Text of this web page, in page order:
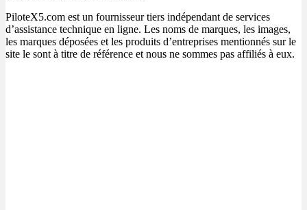
PiloteX5.com est un fournisseur tiers indépendant de services
d’assistance technique en ligne. Les noms de marques, les images,
les marques déposées et les produits d’entreprises mentionnés sur le
site le sont à titre de référence et nous ne sommes pas affiliés à eux.